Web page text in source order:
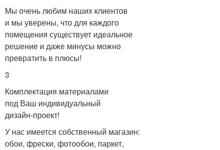
Мы очень любим наших клиентов
и мы уверены, что для каждого
помещения существует идеальное
решение и даже минусы можно
превратить в плюсы!
3
Комплектация материалами
под Ваш индивидуальный
дизайн-проект!
У нас имеется собственный магазин:
обои, фрески, фотообои, паркет,